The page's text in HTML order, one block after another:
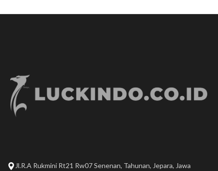
Jl.R.A Rukmini Rt21 Rw07 Senenan, Tahunan, Jepara, Jawa